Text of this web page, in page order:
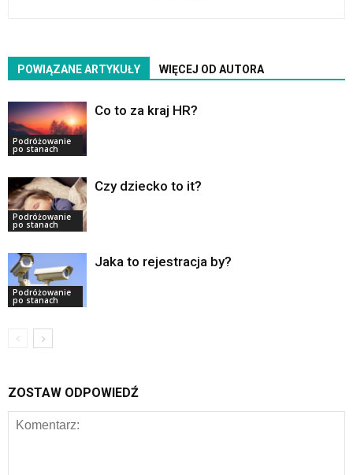
POWIĄZANE ARTYKUŁY WIĘCEJ OD AUTORA
Podróżowanie
po stanach
Co to za kraj HR?
Podróżowanie
po stanach
Czy dziecko to it?
Podróżowanie
po stanach
Jaka to rejestracja by?
ZOSTAW ODPOWIEDŹ